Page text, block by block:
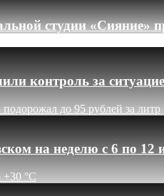
студии «Сияние»
контроль за
до 95 рублей за литр
на неделю с 6 по 12
+30 °C